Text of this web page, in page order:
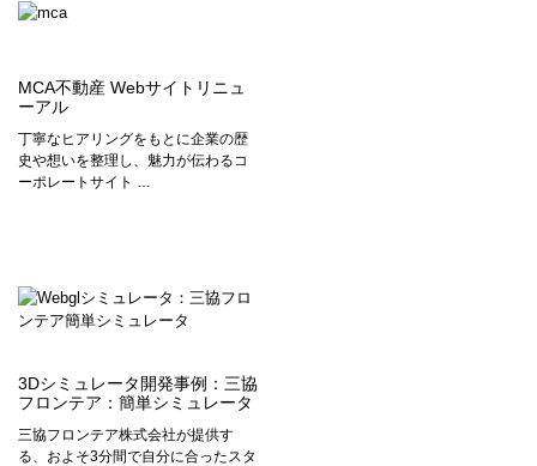
MCA不動産 Webサイトリニュ
ーアル
丁寧なヒアリングをもとに企業の歴
史や想いを整理し、魅力が伝わるコ
ーポレートサイト …
3Dシミュレータ開発事例：三協
フロンテア：簡単シミュレータ
三協フロンテア株式会社が提供す
る、およそ3分間で自分に合ったスタ